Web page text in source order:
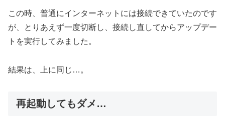
この時、普通にインターネットには接続できていたのです
が、とりあえず一度切断し、接続し直してからアップデー
トを実行してみました。
結果は、上に同じ…。
再起動してもダメ…